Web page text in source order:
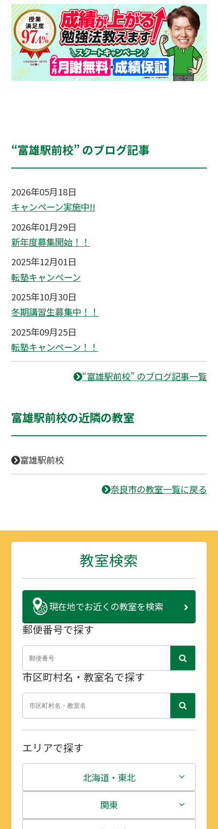
“富雄駅前校” のブログ記事
2026年05月18日
キャンペーン実施中!!
2026年01月29日
新年度募集開始！！
2025年12月01日
転塾キャンペーン
2025年10月30日
冬期講習生募集中！！
2025年09月25日
転塾キャンペーン！！
“富雄駅前校” のブログ記事一覧
富雄駅前校の近隣の教室
富雄駅前校
奈良市の教室一覧に戻る
教室検索
現在地でお近くの教室を検索
郵便番号で探す
市区町村名・教室名で探す
エリアで探す
北海道・東北
北海道
関東